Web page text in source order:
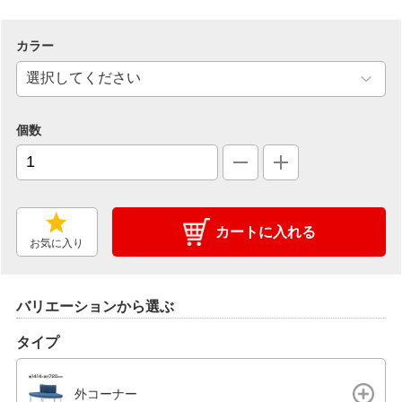
カラー
個数
お気に入り
カートに入れる
バリエーションから選ぶ
タイプ
外コーナー